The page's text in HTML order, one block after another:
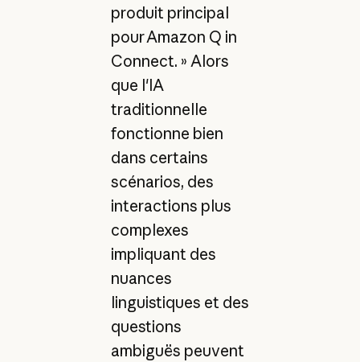
produit principal
pour Amazon Q in
Connect. » Alors
que l'IA
traditionnelle
fonctionne bien
dans certains
scénarios, des
interactions plus
complexes
impliquant des
nuances
linguistiques et des
questions
ambiguës peuvent